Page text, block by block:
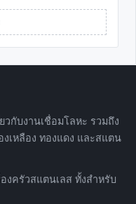
กับงานเชื่อมโลหะ รวมถึง
เหลือง ทองแดง และสแตน
งครัวสแตนเลส ทั้งสำหรับ